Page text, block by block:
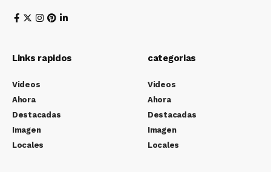
Links rapidos
Videos
Ahora
Destacadas
Imagen
Locales
categorias
Videos
Ahora
Destacadas
Imagen
Locales